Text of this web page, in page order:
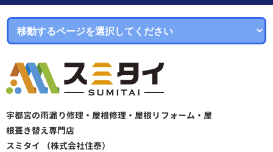
宇都宮の雨漏り修理・屋根修理・屋根リフォーム・屋
根葺き替え専門店
スミタイ （株式会社住泰）